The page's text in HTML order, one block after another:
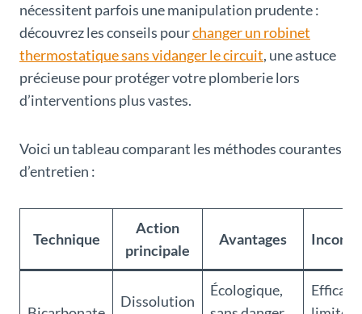
nécessitent parfois une manipulation prudente :
découvrez les conseils pourchanger un robinet
thermostatique sans vidanger le circuit, une astuce
précieuse pour protéger votre plomberie lors
d’interventions plus vastes.
Voici un tableau comparant les méthodes courantes
d’entretien :
Technique
Action
principale
Avantages
Dissolution
Écologique,